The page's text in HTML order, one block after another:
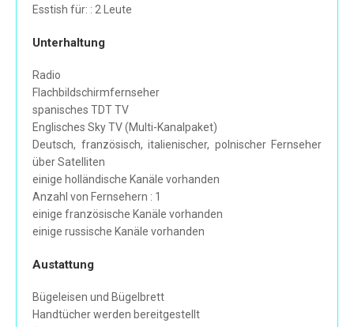
Esstish für: : 2 Leute
Unterhaltung
Radio
Flachbildschirmfernseher
spanisches TDT TV
Englisches Sky TV (Multi-Kanalpaket)
Deutsch, französisch, italienischer, polnischer Fernseher
über Satelliten
einige holländische Kanäle vorhanden
Anzahl von Fernsehern : 1
einige französische Kanäle vorhanden
einige russische Kanäle vorhanden
Austattung
Bügeleisen und Bügelbrett
Handtücher werden bereitgestellt